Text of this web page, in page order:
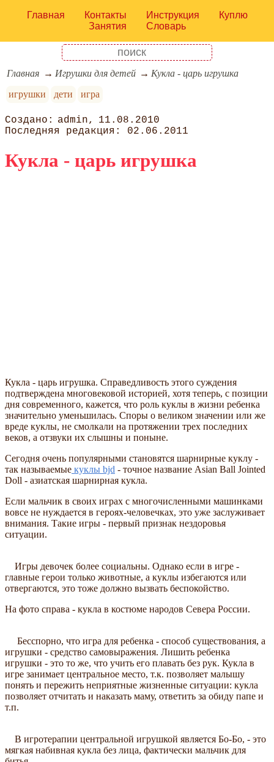
Главная Контакты Инструкция
Куплю
Занятия
Словарь
Главная Игрушки для детей
Кукла - царь игрушка
игрушки
дети игра
admin
11.08.2010
02.06.2011
Кукла - царь игрушка
Кукла - царь игрушка. Справедливость этого суждения
подтверждена многовековой историей, хотя теперь, с позиции
дня современного, кажется, что роль куклы в жизни ребенка
значительно уменьшилась. Споры о великом значении или же
вреде куклы, не смолкали на протяжении трех последних
веков, а отзвуки их слышны и поныне.
Сегодня очень популярными становятся шарнирные куклу -
так называемые куклы bjd - точное название Asian Ball Jointed
Doll - азиатская шарнирная кукла.
Если мальчик в своих играх с многочисленными машинками
вовсе не нуждается в героях-человечках, это уже заслуживает
внимания. Такие игры - первый признак нездоровья
ситуации.
Игры девочек более социальны. Однако если в игре -
главные герои только животные, а куклы избегаются или
отвергаются, это тоже должно вызвать беспокойство.
На фото справа - кукла в костюме народов Севера России.
Бесспорно, что игра для ребенка - способ существования, а
игрушки - средство самовыражения. Лишить ребенка
игрушки - это то же, что учить его плавать без рук. Кукла в
игре занимает центральное место, т.к. позволяет малышу
понять и пережить неприятные жизненные ситуации: кукла
позволяет отчитать и наказать маму, ответить за обиду папе и
т.п.
В игротерапии центральной игрушкой является Бо-Бо, - это
мягкая набивная кукла без лица, фактически мальчик для